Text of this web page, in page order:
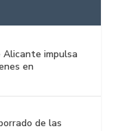
Alicante impulsa
en
de las